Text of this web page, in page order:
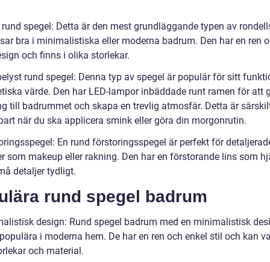
rund spegel: Detta är den mest grundläggande typen av
bra i minimalistiska eller moderna badrum. Den har en ren
och finns i olika storlekar.
rund spegel: Denna typ av spegel är populär för sitt
värde. Den har LED-lampor inbäddade runt ramen för att
till badrummet och skapa en trevlig atmosfär. Detta är
när du ska applicera smink eller göra din morgonrutin.
En rund förstoringsspegel är perfekt för
som makeup eller rakning. Den har en förstorande lins som
detaljer tydligt.
rund spegel badrum
design: Rund spegel badrum med en minimalistisk
i moderna hem. De har en ren och enkel stil och kan
och material.